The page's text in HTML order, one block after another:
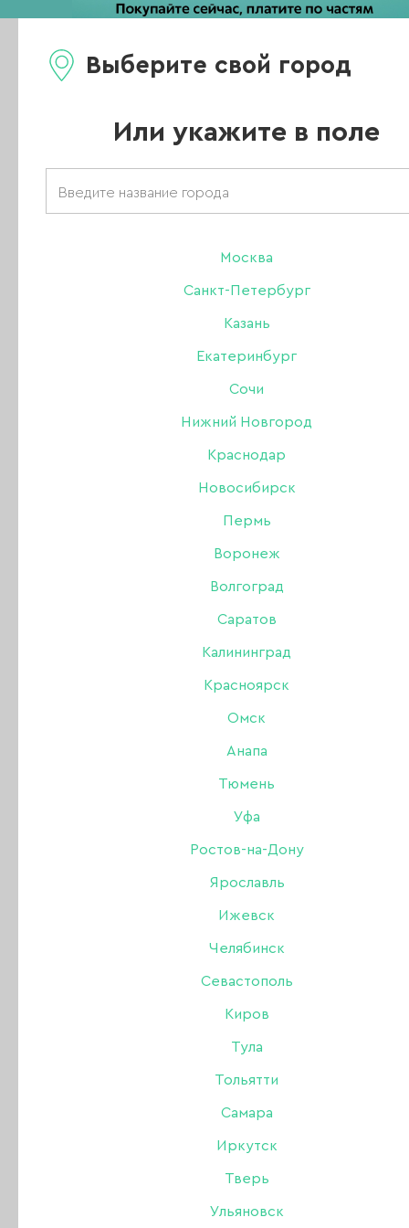
Выберите свой город
Или укажите в поле
Москва
Санкт-Петербург
Казань
Екатеринбург
Сочи
Нижний Новгород
Краснодар
Новосибирск
Пермь
Воронеж
Волгоград
Саратов
Калининград
Красноярск
Омск
Анапа
Тюмень
Уфа
Ростов-на-Дону
Ярославль
Ижевск
Челябинск
Севастополь
Киров
Тула
Тольятти
Самара
Иркутск
Тверь
Ульяновск
Главная/
Новости
Официальные партнеры First Gel теперь в Саратове и в Курске
Официальные
партнеры First
теперь в
Курске
можно купить у официального партнера в
Адрес: г.Курск, ул.Дейнеки,9, тел. 8-910-731-25-
Каждый мастер может приобрести гелевые
Саратове, по адресу пр. 50 лет Октября д.110а,
тел: 8(8452) 45-45-25; 8-917-982-93-90